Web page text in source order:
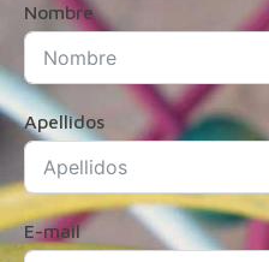
Nombre
Apellidos
E-mail